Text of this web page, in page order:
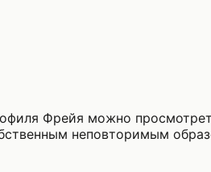
Фрейя можно
неповторимым